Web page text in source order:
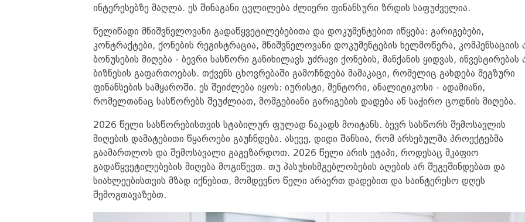
ინტერესებზე მაღლა. ეს შინაგანი ცვლილება ძლიერი ფინანსური ზრდის საფუძველია.
წელიწადი მნიშვნელოვანი გადაწყვეტილებებითა და დოკუმენტებით იწყება: გარიგებები,
კონტრაქტები, ქონების რეგისტრაცია, მნიშვნელოვანი დოკუმენტების ხელმოწერა, კომპენსაციის
ბონუსების მიღება - ბევრი სასწორი განიხილავს უძრავი ქონების, მანქანის ყიდვას, ინვესტირებას
ბიზნესის გაფართოებას. თქვენს ცხოვრებაში გამოჩნდება მამაკაცი, რომელიც გახდება მეგზური
ფინანსების სამყაროში. ეს შეიძლება იყოს: იურისტი, მენტორი, ანალიტიკოსი - ადამიანი,
რომელთანაც სასწორებს შეუძლიათ, მომგებიანი გარიგების დადება ან საჭირო ცოდნის მიღება.
2026 წელი სასწორებისთვის სტაბილურ ფულად ნაკადს მოიტანს. ბევრ სასწორს შემოსავლის
მიღების დამატებითი წყაროები გაუჩნდება. ასევე, დიდი შანსია, რომ არსებულმა პროექტებმა
გაამართლოს და შემოსავალი გაგეზარდოთ. 2026 წელი არის ეტაპი, როდესაც მკაფიო
გადაწყვეტილებების მიღება მოგიწევთ. თუ პასუხისმგებლობების აღების არ შეგეშინდებათ და
სიახლეებისთვის მზად იქნებით, მომდევნო წელი არაერთ დადებით და საინტერესო დღეს
შემოგთავაზებთ.